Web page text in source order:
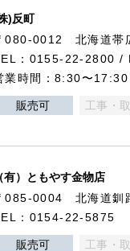
)反町
080-0012 北海道帯
：0155-22-2800
業時間：8:30〜17:30
販売可 工事・
有）ともやす金物店
085-0004 北海道釧
：0154-22-5875
販売可 工事・